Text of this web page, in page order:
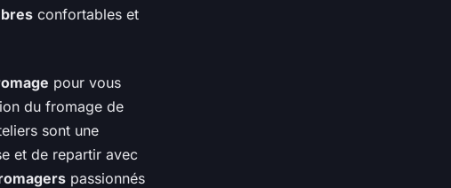
confortables et
pour vous
du fromage de
sont une
et de repartir avec
passionnés